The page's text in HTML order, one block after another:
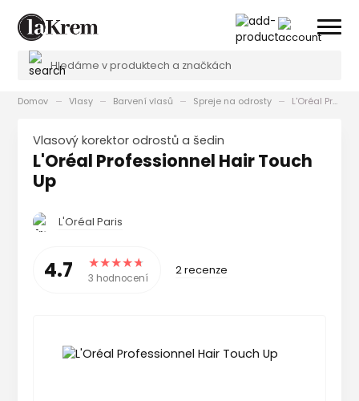
Domov Vlasy Barvení vlasů Spreje na odrosty L'Oréal Professionnel Hair Touch Up
Vlasový korektor odrostů a šedin
L'Oréal Professionnel Hair Touch
Up
L'Oréal Paris
4.7 3 hodnocení
2 recenze